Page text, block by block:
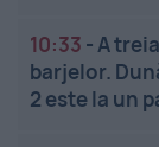
10:33 -A
barjelor.
2 este la un